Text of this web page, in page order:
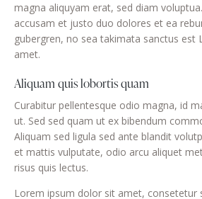
magna aliquyam erat, sed diam
accusam et justo duo dolores et ea
gubergren, no sea takimata sanctus est
amet.
Aliquam quis lobortis quam
Curabitur pellentesque odio magna, id
ut. Sed sed quam ut ex bibendum
Aliquam sed ligula sed ante blandit
et mattis vulputate, odio arcu aliquet
risus quis lectus.
Lorem ipsum dolor sit amet, consetetur